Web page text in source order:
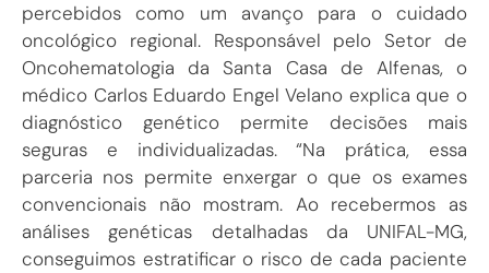
percebidos como um avanço para o cuidado
oncológico regional. Responsável pelo Setor de
Oncohematologia da Santa Casa de Alfenas, o
médico Carlos Eduardo Engel Velano explica que o
diagnóstico genético permite decisões mais
seguras e individualizadas. “Na prática, essa
parceria nos permite enxergar o que os exames
convencionais não mostram. Ao recebermos as
análises genéticas detalhadas da UNIFAL-MG,
conseguimos estratificar o risco de cada paciente